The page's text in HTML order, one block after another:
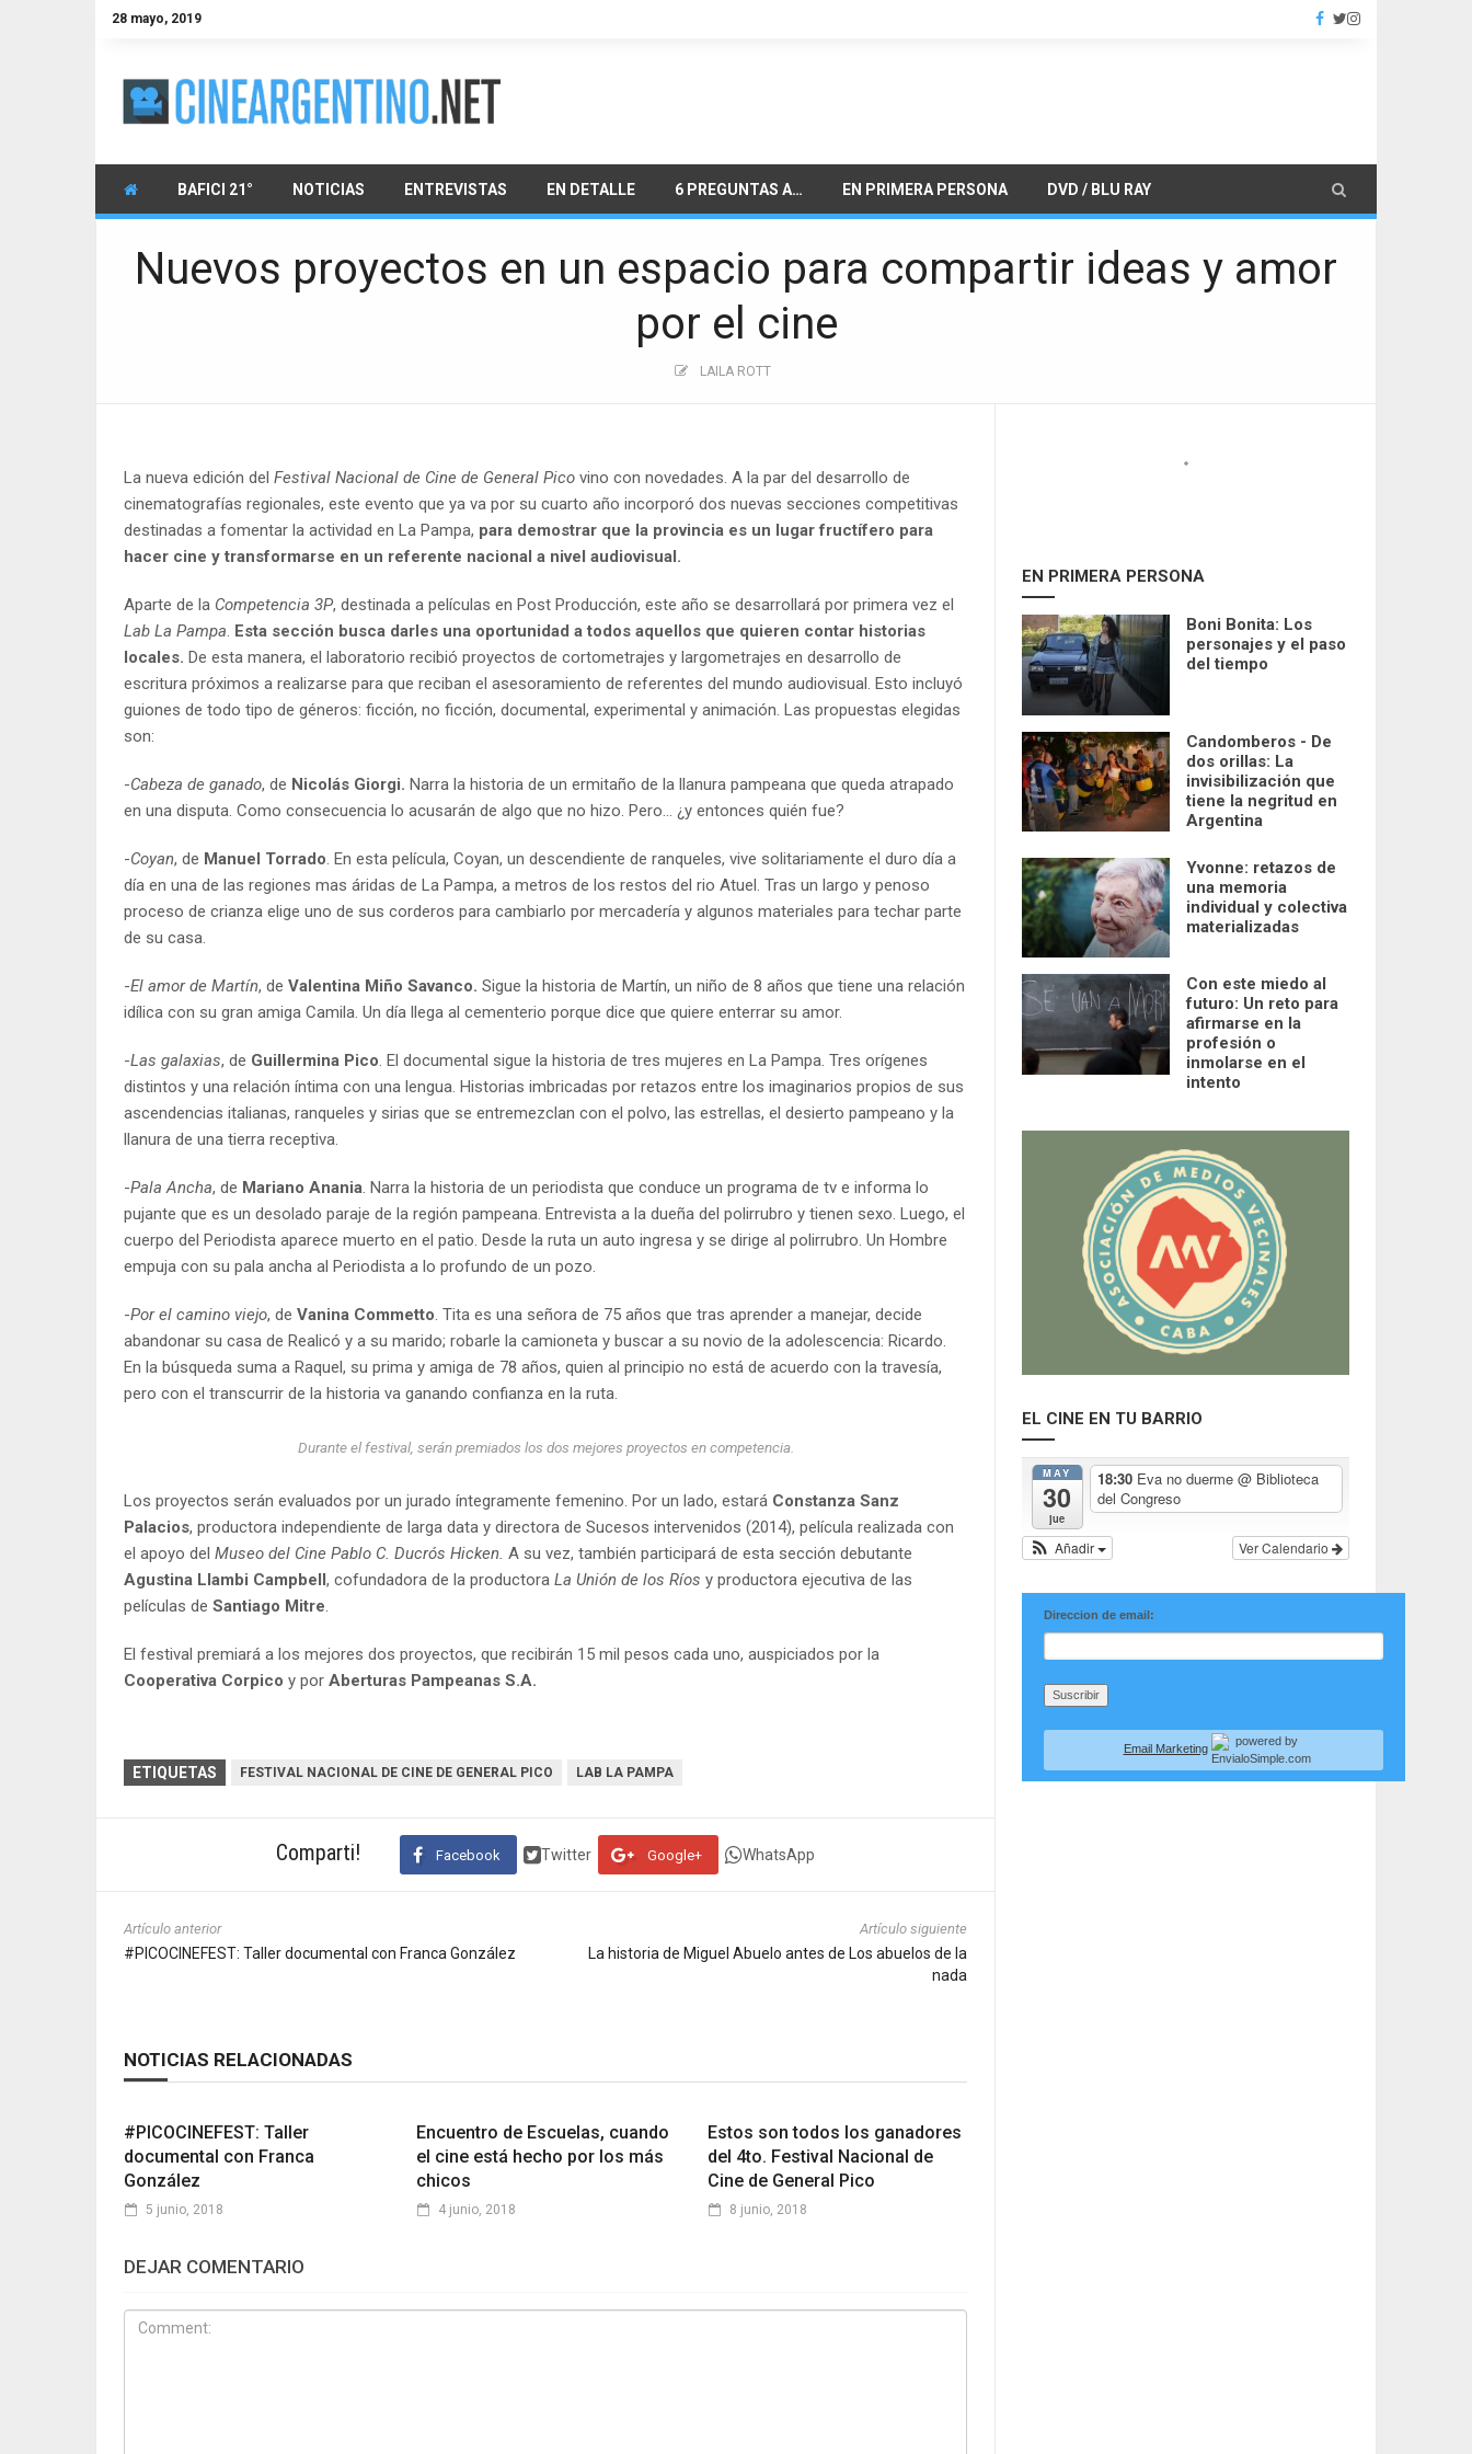
28 mayo, 2019
BAFICI 21° NOTICIAS ENTREVISTAS EN DETALLE 6 PREGUNTAS A… EN PRIMERA PERSONA DVD / BLU RAY
Nuevos proyectos en un espacio para compartir ideas y amor
por el cine
LAILA ROTT
La nueva edición del Festival Nacional de Cine de General Pico vino con novedades. A la par del desarrollo de
cinematografías regionales, este evento que ya va por su cuarto año incorporó dos nuevas secciones competitivas
destinadas a fomentar la actividad en La Pampa, para demostrar que la provincia es un lugar fructífero para
hacer cine y transformarse en un referente nacional a nivel audiovisual.
Aparte de la Competencia 3P, destinada a películas en Post Producción, este año se desarrollará por primera vez el
Lab La Pampa. Esta sección busca darles una oportunidad a todos aquellos que quieren contar historias
locales. De esta manera, el laboratorio recibió proyectos de cortometrajes y largometrajes en desarrollo de
escritura próximos a realizarse para que reciban el asesoramiento de referentes del mundo audiovisual. Esto incluyó
guiones de todo tipo de géneros: ficción, no ficción, documental, experimental y animación. Las propuestas elegidas
son:
-Cabeza de ganado, de Nicolás Giorgi. Narra la historia de un ermitaño de la llanura pampeana que queda atrapado
en una disputa. Como consecuencia lo acusarán de algo que no hizo. Pero… ¿y entonces quién fue?
-Coyan, de Manuel Torrado. En esta película, Coyan, un descendiente de ranqueles, vive solitariamente el duro día a
día en una de las regiones mas áridas de La Pampa, a metros de los restos del rio Atuel. Tras un largo y penoso
proceso de crianza elige uno de sus corderos para cambiarlo por mercadería y algunos materiales para techar parte
de su casa.
-El amor de Martín, de Valentina Miño Savanco. Sigue la historia de Martín, un niño de 8 años que tiene una relación
idílica con su gran amiga Camila. Un día llega al cementerio porque dice que quiere enterrar su amor.
-Las galaxias, de Guillermina Pico. El documental sigue la historia de tres mujeres en La Pampa. Tres orígenes
distintos y una relación íntima con una lengua. Historias imbricadas por retazos entre los imaginarios propios de sus
ascendencias italianas, ranqueles y sirias que se entremezclan con el polvo, las estrellas, el desierto pampeano y la
llanura de una tierra receptiva.
-Pala Ancha, de Mariano Anania. Narra la historia de un periodista que conduce un programa de tv e informa lo
pujante que es un desolado paraje de la región pampeana. Entrevista a la dueña del polirrubro y tienen sexo. Luego, el
cuerpo del Periodista aparece muerto en el patio. Desde la ruta un auto ingresa y se dirige al polirrubro. Un Hombre
empuja con su pala ancha al Periodista a lo profundo de un pozo.
-Por el camino viejo, de Vanina Commetto. Tita es una señora de 75 años que tras aprender a manejar, decide
abandonar su casa de Realicó y a su marido; robarle la camioneta y buscar a su novio de la adolescencia: Ricardo.
En la búsqueda suma a Raquel, su prima y amiga de 78 años, quien al principio no está de acuerdo con la travesía,
pero con el transcurrir de la historia va ganando confianza en la ruta.
Durante el festival, serán premiados los dos mejores proyectos en competencia.
Los proyectos serán evaluados por un jurado íntegramente femenino. Por un lado, estará Constanza Sanz
Palacios, productora independiente de larga data y directora de Sucesos intervenidos (2014), película realizada con
el apoyo del Museo del Cine Pablo C. Ducrós Hicken. A su vez, también participará de esta sección debutante
Agustina Llambi Campbell, cofundadora de la productora La Unión de los Ríos y productora ejecutiva de las
películas de Santiago Mitre.
El festival premiará a los mejores dos proyectos, que recibirán 15 mil pesos cada uno, auspiciados por la
Cooperativa Corpico y por Aberturas Pampeanas S.A.
ETIQUETAS FESTIVAL NACIONAL DE CINE DE GENERAL PICO LAB LA PAMPA
Comparti! Facebook Twitter Google+ WhatsApp
Artículo anterior
#PICOCINEFEST: Taller documental con Franca González
Artículo siguiente
La historia de Miguel Abuelo antes de Los abuelos de la
nada
NOTICIAS RELACIONADAS
#PICOCINEFEST: Taller
documental con Franca
González
5 junio, 2018
Encuentro de Escuelas, cuando
el cine está hecho por los más
chicos
4 junio, 2018
Estos son todos los ganadores
del 4to. Festival Nacional de
Cine de General Pico
8 junio, 2018
DEJAR COMENTARIO
EN PRIMERA PERSONA
Boni Bonita: Los
personajes y el paso
del tiempo
Candomberos - De
dos orillas: La
invisibilización que
tiene la negritud en
Argentina
Yvonne: retazos de
una memoria
individual y colectiva
materializadas
Con este miedo al
futuro: Un reto para
afirmarse en la
profesión o
inmolarse en el
intento
EL CINE EN TU BARRIO
MAY
30
jue
18:30 Eva no duerme @ Biblioteca
del Congreso
Ver Calendario
Añadir
Direccion de email:
Email Marketing